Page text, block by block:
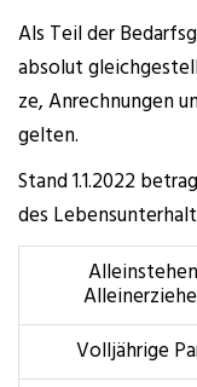
Als Teil der
abso­lut
ze, Anrech­nun­gen
gelten.
Stand 1.1.2022
des
Voll­jäh­ri­ge